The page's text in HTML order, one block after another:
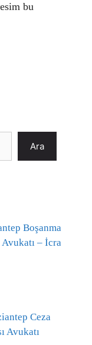
bu
Ara
Boşanma
– İcra
Ceza
Avukatı